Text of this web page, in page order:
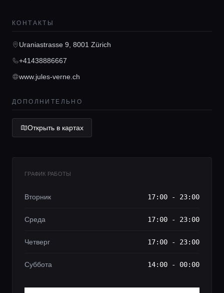
Локации
Гиды
Консьерж сервис
Lifestyle журнал
КОНТАКТЫ
Uraniastrasse 9, 8001 Zürich
+41438886667
www.jules-verne.ch
ДОПОЛНИТЕЛЬНО
Открыть в картах
ГРАФИК РАБОТЫ
Вторник 17:00 - 23:00
Среда 17:00 - 23:00
Четверг 17:00 - 23:00
Суббота 14:00 - 00:00